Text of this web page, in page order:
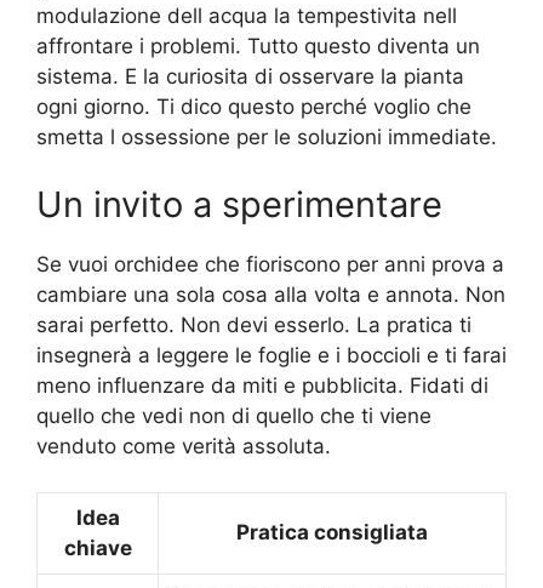
modulazione dell acqua la tempestivita nell
affrontare i problemi. Tutto questo diventa un
sistema. E la curiosita di osservare la pianta
ogni giorno. Ti dico questo perché voglio che
smetta l ossessione per le soluzioni immediate.
Un invito a sperimentare
Se vuoi orchidee che fioriscono per anni prova a
cambiare una sola cosa alla volta e annota. Non
sarai perfetto. Non devi esserlo. La pratica ti
insegnerà a leggere le foglie e i boccioli e ti farai
meno influenzare da miti e pubblicita. Fidati di
quello che vedi non di quello che ti viene
venduto come verità assoluta.
Idea
chiave
Pratica consigliata